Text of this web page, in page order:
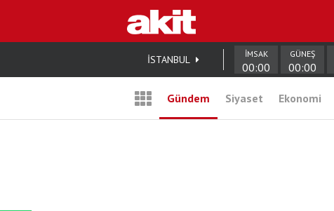
İSTANBUL İMSAK
00:00
GÜNEŞ
00:00
Gündem Siyaset Ekonomi